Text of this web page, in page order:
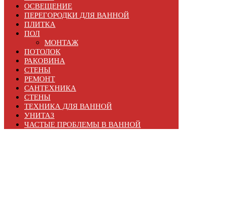
ОСВЕЩЕНИЕ
ПЕРЕГОРОДКИ ДЛЯ ВАННОЙ
ПЛИТКА
ПОЛ
МОНТАЖ
ПОТОЛОК
РАКОВИНА
СТЕНЫ
РЕМОНТ
САНТЕХНИКА
СТЕНЫ
ТЕХНИКА ДЛЯ ВАННОЙ
УНИТАЗ
ЧАСТЫЕ ПРОБЛЕМЫ В ВАННОЙ